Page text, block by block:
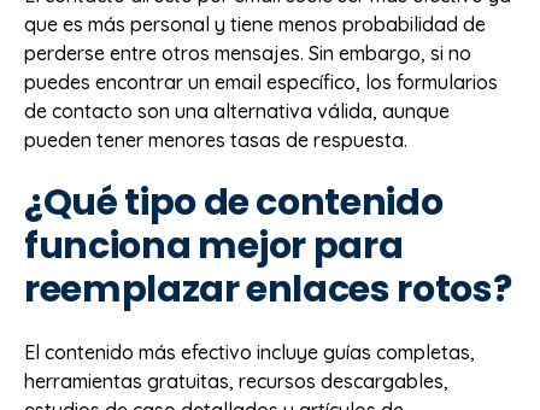
que es más personal y tiene menos probabilidad de
perderse entre otros mensajes. Sin embargo, si no
puedes encontrar un email específico, los formularios
de contacto son una alternativa válida, aunque
pueden tener menores tasas de respuesta.
¿Qué tipo de contenido
funciona mejor para
reemplazar enlaces rotos?
El contenido más efectivo incluye guías completas,
herramientas gratuitas, recursos descargables,